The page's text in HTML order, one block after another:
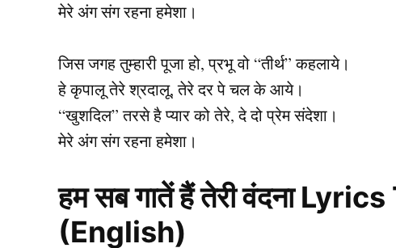
मेरे अंग संग रहना हमेशा।
जिस जगह तुम्हारी पूजा हो, प्रभू वो “तीर्थ” कहलाये।
हे कृपालू तेरे श्रदालू, तेरे दर पे चल के आये।
“खुशदिल” तरसे है प्यार को तेरे, दे दो प्रेम संदेशा।
मेरे अंग संग रहना हमेशा।
हम सब गातें हैं तेरी वंदना
(English)